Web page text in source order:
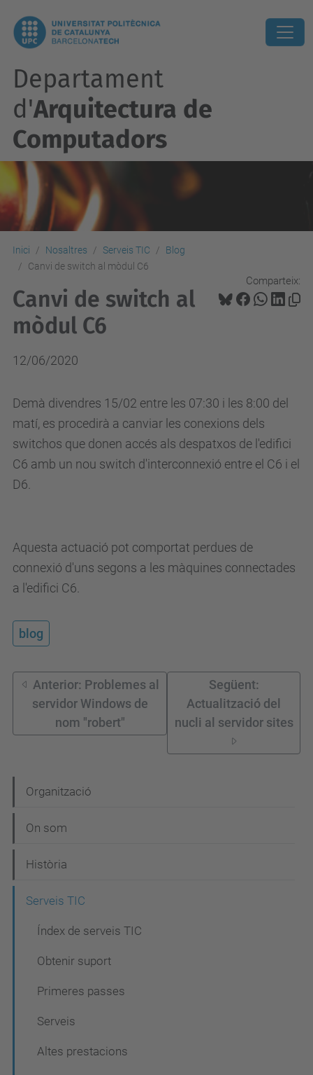
Departament
d'Arquitectura de
Computadors
Inici Nosaltres Serveis TIC
Blog
Canvi de switch al mòdul C6
Comparteix:
Canvi de switch al
mòdul C6
12/06/2020
Demà divendres 15/02 entre les 07:30 i les 8:00 del
matí, es procedirà a canviar les conexions dels
switchos que donen accés als despatxos de l'edifici
C6 amb un nou switch d'interconnexió entre el C6 i el
D6.
Aquesta actuació pot comportat perdues de
connexió d'uns segons a les màquines connectades
a l'edifici C6.
blog
Anterior: Problemes al
servidor Windows de
nom "robert"
Següent:
Actualització del
nucli al servidor sites
a
v
g
Organització
On som
Història
Serveis TIC
Índex de serveis TIC
Obtenir suport
Primeres passes
Serveis
Altes prestacions